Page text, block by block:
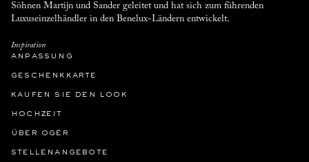
Söhnen Martijn und Sander geleitet und hat sich zum führenden
Luxuseinzelhändler in den Benelux-Ländern entwickelt.
Inspiration
anpassung
geschenkkarte
kaufen sie den look
hochzeit
über ogér
stellenangebote